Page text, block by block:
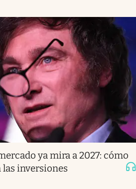
ya mira a 2027: cómo
inversiones